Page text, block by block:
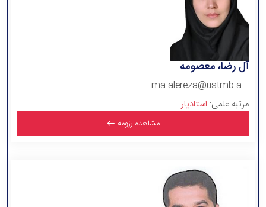
آل رضا، معصومه
ma.alereza@ustmb.a...
مرتبه علمی: استادیار
مشاهده رزومه